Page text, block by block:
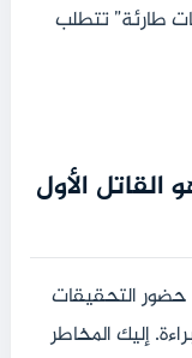
طارئة” تتطلب
القاتل الأول
حضور التحقيقات
إليك المخاطر